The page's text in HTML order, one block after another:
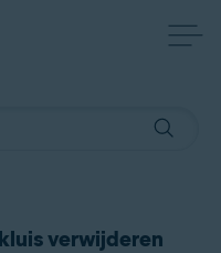
verwijderen